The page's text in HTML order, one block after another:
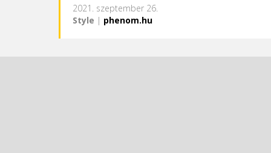
2021. szeptember 26.
Style | phenom.hu